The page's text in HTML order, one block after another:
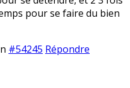
pour se faire du bien
#54245 Répondre